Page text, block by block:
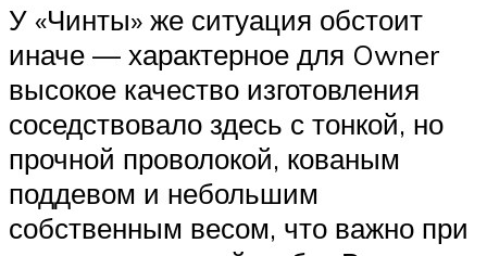
У «Чинты» же ситуация обстоит
иначе — характерное для Owner
высокое качество изготовления
соседствовало здесь с тонкой, но
прочной проволокой, кованым
поддевом и небольшим
собственным весом, что важно при